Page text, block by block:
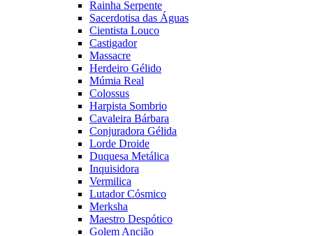
Rainha Serpente
Sacerdotisa das Águas
Cientista Louco
Castigador
Massacre
Herdeiro Gélido
Múmia Real
Colossus
Harpista Sombrio
Cavaleira Bárbara
Conjuradora Gélida
Lorde Droide
Duquesa Metálica
Inquisidora
Vermilica
Lutador Cósmico
Merksha
Maestro Despótico
Golem Ancião